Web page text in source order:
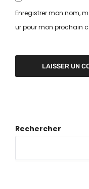
Enregistrer mon nom,
ur pour mon prochain
Rechercher